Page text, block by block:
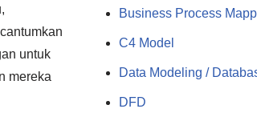
untuk
mereka
Business Process
C4 Model
Data Modeling /
DFD